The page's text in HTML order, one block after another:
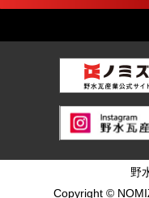
野
Copyright ©